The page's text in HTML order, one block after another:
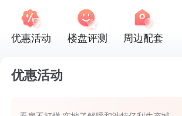
优惠活动 楼盘评测 周边配套
优惠活动